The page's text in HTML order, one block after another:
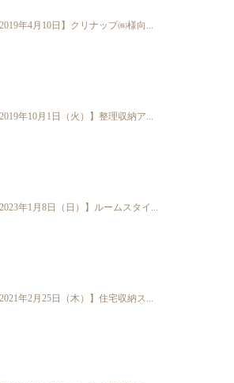
2019年4月10日】クリナップ㈱様向...
2019年10月1日（火）】整理収納ア...
2023年1月8日（日）】ルームスタイ...
2021年2月25日（木）】住宅収納ス...